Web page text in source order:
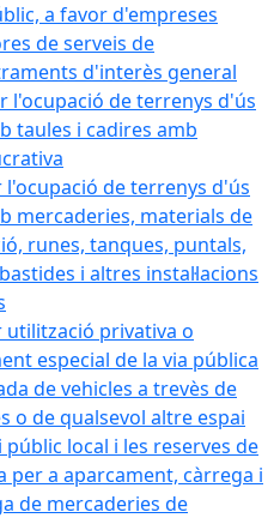
a favor d'empreses
de serveis de
d'interès general
l'ocupació de terrenys d'ús
taules i cadires amb
l'ocupació de terrenys d'ús
mercaderies, materials de
runes, tanques, puntals,
i altres instal·lacions
utilització privativa o
especial de la via pública
de vehicles a trevès de
o de qualsevol altre espai
local i les reserves de
per a aparcament, càrrega i
de mercaderies de